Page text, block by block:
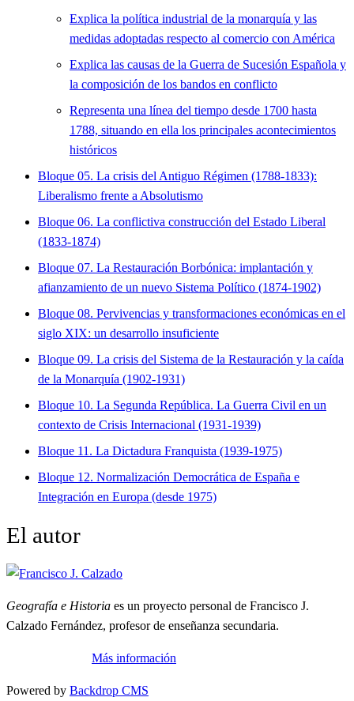
Explica la política industrial de la monarquía y las
medidas adoptadas respecto al comercio con América
Explica las causas de la Guerra de Sucesión Española y
la composición de los bandos en conflicto
Representa una línea del tiempo desde 1700 hasta
1788, situando en ella los principales acontecimientos
históricos
Bloque 05. La crisis del Antiguo Régimen (1788-1833):
Liberalismo frente a Absolutismo
Bloque 06. La conflictiva construcción del Estado Liberal
(1833-1874)
Bloque 07. La Restauración Borbónica: implantación y
afianzamiento de un nuevo Sistema Político (1874-1902)
Bloque 08. Pervivencias y transformaciones económicas en el
siglo XIX: un desarrollo insuficiente
Bloque 09. La crisis del Sistema de la Restauración y la caída
de la Monarquía (1902-1931)
Bloque 10. La Segunda República. La Guerra Civil en un
contexto de Crisis Internacional (1931-1939)
Bloque 11. La Dictadura Franquista (1939-1975)
Bloque 12. Normalización Democrática de España e
Integración en Europa (desde 1975)
El autor
Geografía e Historia es un proyecto personal de Francisco J.
Calzado Fernández, profesor de enseñanza secundaria.
Más información
Powered by Backdrop CMS